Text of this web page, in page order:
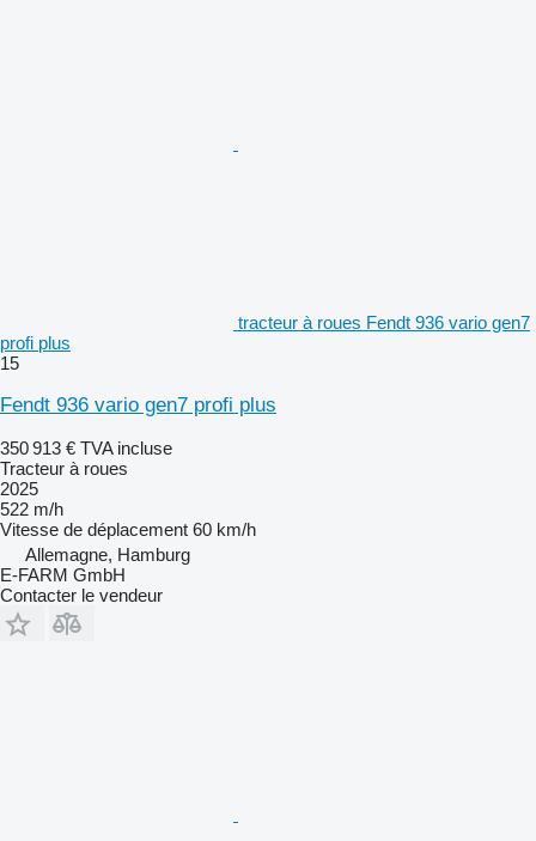
tracteur à roues Fendt 936 vario gen7
profi plus
15
Fendt 936 vario gen7 profi plus
350 913 € TVA incluse
Tracteur à roues
2025
522 m/h
Vitesse de déplacement 60 km/h
Allemagne, Hamburg
E-FARM GmbH
Contacter le vendeur